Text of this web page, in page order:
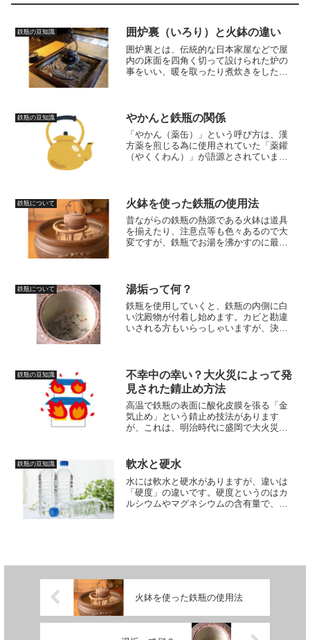
鉄瓶の豆知識 囲炉裏（いろり）と火鉢の違い
囲炉裏とは、伝統的な日本家屋などで屋
内の床面を四角く切って設けられた炉の
事をいい、暖を取ったり煮炊きをした
持ち運んで移動できる道具という事で
す。
鉄瓶の豆知識 やかんと鉄瓶の関係
「やかん（薬缶）」という呼び方は、漢
方薬を煎じる為に使用されていた「薬鑵
（やくくわん）」が語源とされていま
の起源と考えられています。
鉄瓶について 火鉢を使った鉄瓶の使用法
昔ながらの鉄瓶の熱源である火鉢は道具
を揃えたり、注意点等も色々あるので大
変ですが、鉄瓶でお湯を沸かすのに最も
メージも少ないです。
鉄瓶について 湯垢って何？
鉄瓶を使用していくと、鉄瓶の内側に白
い沈殿物が付着し始めます。カビと勘違
いされる方もいらっしゃいますが、決し
してくれる秘訣なのです。
鉄瓶の豆知識
不幸中の幸い？大火災によって発
見された錆止め方法
高温で鉄瓶の表面に酸化皮膜を張る「金
気止め」という錆止め技法があります
が、これは、明治時代に盛岡で大火災が
てみたところ、錆が出なかった事から考
案されたといわれています。
鉄瓶の豆知識 軟水と硬水
水には軟水と硬水がありますが、違いは
「硬度」の違いです。硬度というのはカ
ルシウムやマグネシウムの含有量で、１L
火鉢を使った鉄瓶の使用法